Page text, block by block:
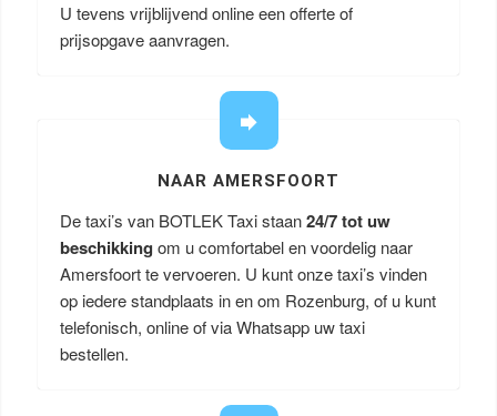
U tevens vrijblijvend online een offerte of
prijsopgave aanvragen.
NAAR AMERSFOORT
De taxi’s van BOTLEK Taxi staan24/7 tot uw
beschikking om u comfortabel en voordelig naar
Amersfoort te vervoeren. U kunt onze taxi’s vinden
op iedere standplaats in en om Rozenburg, of u kunt
telefonisch, online of via Whatsapp uw taxi
bestellen.